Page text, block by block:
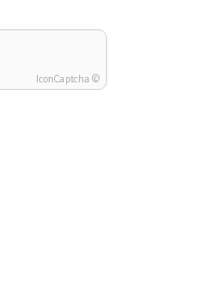
IconCaptcha ©